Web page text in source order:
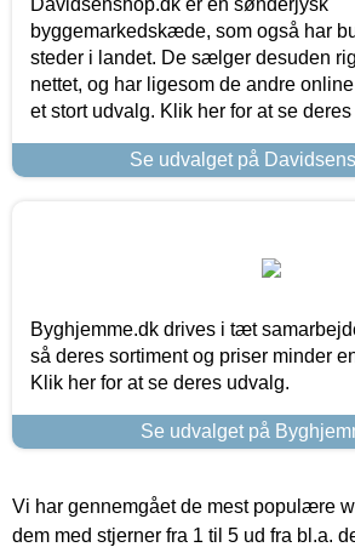
byggemarkedskæde, som også har
steder i landet. De sælger desuden
nettet, og har ligesom de andre
et stort udvalg. Klik her for at se
Se udvalget på
Byghjemme.dk drives i tæt
så deres sortiment og priser minder
Klik her for at se deres udvalg.
Se udvalget på
Vi har gennemgået de mest populære
dem med stjerner fra 1 til 5 ud fra bl.a.